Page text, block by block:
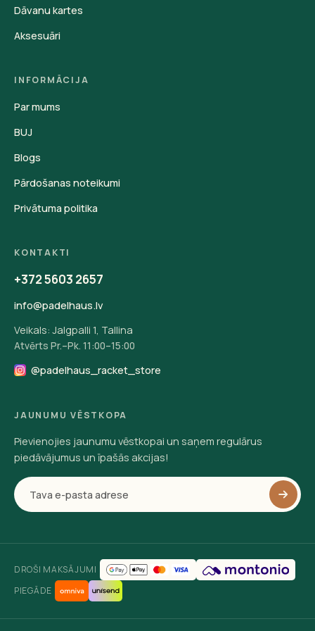
Dāvanu kartes
Aksesuāri
INFORMĀCIJA
Par mums
BUJ
Blogs
Pārdošanas noteikumi
Privātuma politika
KONTAKTI
+372 5603 2657
info@padelhaus.lv
Veikals: Jalgpalli 1, Tallina
Atvērts Pr.–Pk. 11:00–15:00
@padelhaus_racket_store
JAUNUMU VĒSTKOPA
Pievienojies jaunumu vēstkopai un saņem regulārus
piedāvājumus un īpašās akcijas!
DROŠI MAKSĀJUMI
PIEGĀDE